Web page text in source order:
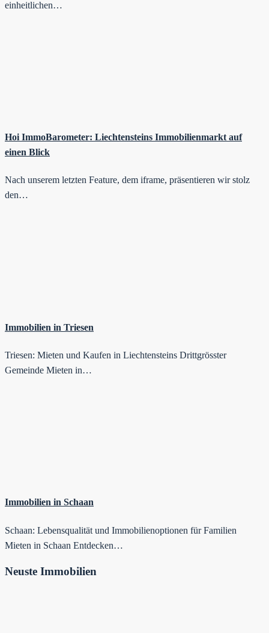
einheitlichen…
Hoi ImmoBarometer: Liechtensteins Immobilienmarkt auf
einen Blick
Nach unserem letzten Feature, dem iframe, präsentieren wir stolz
den…
Immobilien in Triesen
Triesen: Mieten und Kaufen in Liechtensteins Drittgrösster
Gemeinde Mieten in…
Immobilien in Schaan
Schaan: Lebensqualität und Immobilienoptionen für Familien
Mieten in Schaan Entdecken…
Neuste Immobilien